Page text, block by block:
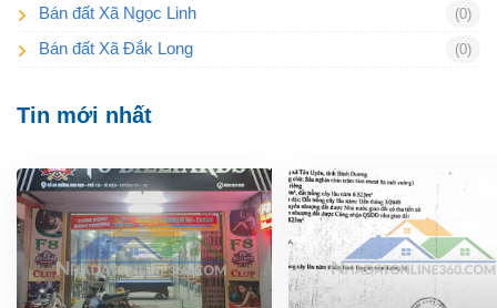
Bán đất Xã Ngọc Linh (0)
Bán đất Xã Đắk Long (0)
Tin mới nhất